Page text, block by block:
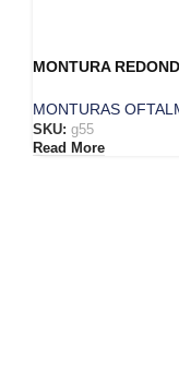
MONTURA
MONTURAS
SKU: g55
Read More